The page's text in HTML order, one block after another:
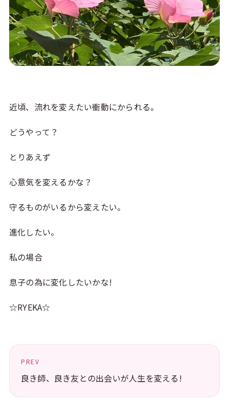
近頃、流れを変えたい衝動にかられる。
どうやって？
とりあえず
心意気を変えるかな？
守るものがいるから変えたい。
進化したい。
私の場合
息子の為に変化したいかな!
☆RYEKA☆
PREV
良き師、良き友との出会いが人生を変える!